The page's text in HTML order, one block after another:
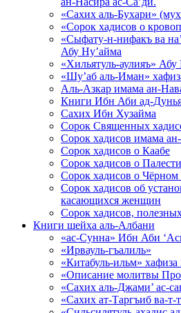
«Сахих аль-Бухари»
«Сорок хадисов о
«Сыфату-н-нифакъ ва
Абу Ну’айма
«Хильятуль-аулияъ»
«Шу’аб аль-Иман»
Аль-Азкар имама ан-
Книги Ибн Аби ад-
Сахих Ибн Хузайма
Сорок Священных
Сорок хадисов имама
Сорок хадисов о Каабе
Сорок хадисов о
Сорок хадисов о Чёрном
Сорок хадисов об
касающихся женщин
Сорок хадисов,
Книги шейха аль-Албани
«ас-Сунна» Ибн Аби
«Ирвауль-гъалиль»
«Китабуль-ильм»
«Описание молитвы
«Сахих аль-Джами’ ас-
«Сахих ат-Таргъиб ва-т-